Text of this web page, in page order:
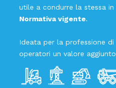
utile a condurre la stessa
Normativa vigente.
Ideata per la professione
operatori un valore